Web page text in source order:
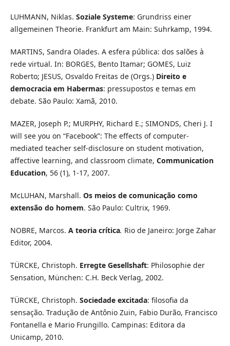
LUHMANN, Niklas. Soziale Systeme: Grundriss einer
allgemeinen Theorie. Frankfurt am Main: Suhrkamp, 1994.
MARTINS, Sandra Olades. A esfera pública: dos salões à
rede virtual. In: BORGES, Bento Itamar; GOMES, Luiz
Roberto; JESUS, Osvaldo Freitas de (Orgs.) Direito e
democracia em Habermas: pressupostos e temas em
debate. São Paulo: Xamã, 2010.
MAZER, Joseph P.; MURPHY, Richard E.; SIMONDS, Cheri J. I
will see you on “Facebook”: The effects of computer-
mediated teacher self-disclosure on student motivation,
affective learning, and classroom climate, Communication
Education, 56 (1), 1-17, 2007.
McLUHAN, Marshall. Os meios de comunicação como
extensão do homem. São Paulo: Cultrix, 1969.
NOBRE, Marcos. A teoria crítica. Rio de Janeiro: Jorge Zahar
Editor, 2004.
TÜRCKE, Christoph. Erregte Gesellshaft: Philosophie der
Sensation, München: C.H. Beck Verlag, 2002.
TÜRCKE, Christoph. Sociedade excitada: filosofia da
sensação. Tradução de Antônio Zuin, Fabio Durão, Francisco
Fontanella e Mario Frungillo. Campinas: Editora da
Unicamp, 2010.